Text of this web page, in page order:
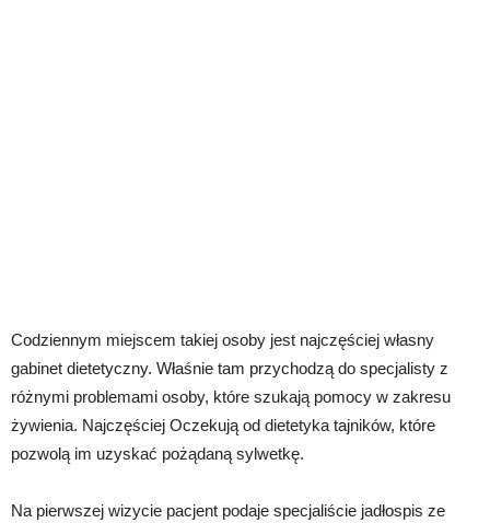
Codziennym miejscem takiej osoby jest najczęściej własny
gabinet dietetyczny. Właśnie tam przychodzą do specjalisty z
różnymi problemami osoby, które szukają pomocy w zakresu
żywienia. Najczęściej Oczekują od dietetyka tajników, które
pozwolą im uzyskać pożądaną sylwetkę.
Na pierwszej wizycie pacjent podaje specjaliście jadłospis ze